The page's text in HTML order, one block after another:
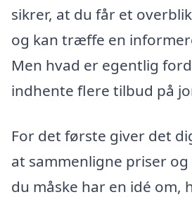
sikrer, at du får et
og kan træffe en
Men hvad er egentlig
indhente flere tilbud på
For det første giver det
at sammenligne priser og
du måske har en idé om,